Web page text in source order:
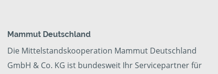
Mammut Deutschland
Die Mittelstandskooperation Mammut Deutschland
GmbH & Co. KG ist bundesweit Ihr Servicepartner für